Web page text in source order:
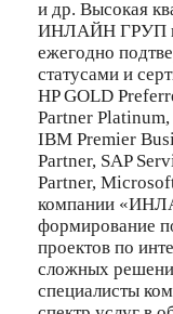
и др. Высокая
ИНЛАЙН ГРУП и
ежегодно
статусами и
HP GOLD
Partner
IBM Premier
Partner, SAP
Partner,
компании
формирование
проектов по
сложных
специалисты